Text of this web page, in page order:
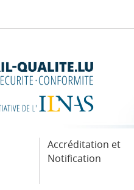
Accréditation et
Notification